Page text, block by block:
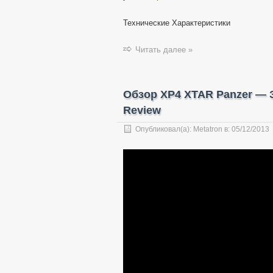
Технические Характеристики
Читать далее »
Обзор XP4 XTAR Panzer —
Review
Опубликовал(а): Metatron в: 05/12/2013